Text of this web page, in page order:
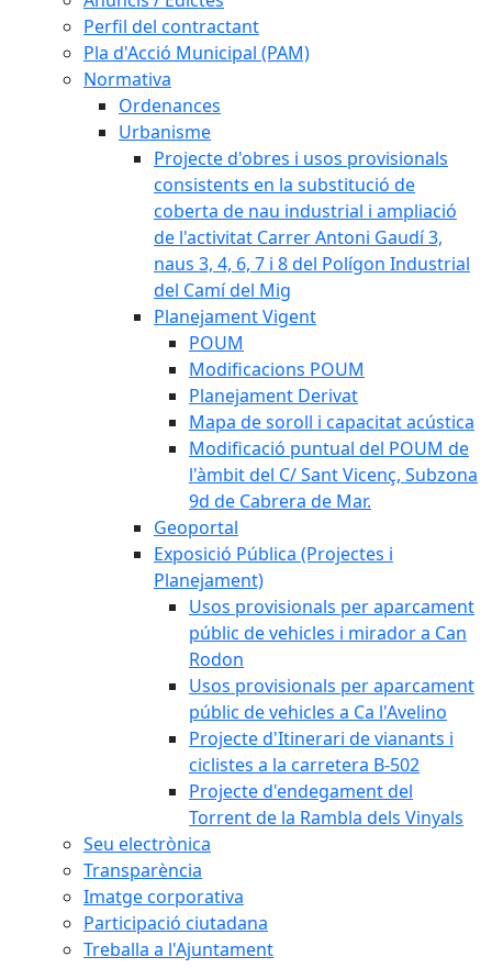
Perfil del contractant
Pla d'Acció Municipal (PAM)
Normativa
Ordenances
Urbanisme
Projecte d'obres i usos provisionals
consistents en la substitució de
coberta de nau industrial i ampliació
de l'activitat Carrer Antoni Gaudí 3,
naus 3, 4, 6, 7 i 8 del Polígon Industrial
del Camí del Mig
Planejament Vigent
POUM
Modificacions POUM
Planejament Derivat
Mapa de soroll i capacitat acústica
Modificació puntual del POUM de
l'àmbit del C/ Sant Vicenç, Subzona
9d de Cabrera de Mar.
Geoportal
Exposició Pública (Projectes i
Planejament)
Usos provisionals per aparcament
públic de vehicles i mirador a Can
Rodon
Usos provisionals per aparcament
públic de vehicles a Ca l'Avelino
Projecte d'Itinerari de vianants i
ciclistes a la carretera B-502
Projecte d'endegament del
Torrent de la Rambla dels Vinyals
Seu electrònica
Transparència
Imatge corporativa
Participació ciutadana
Treballa a l'Ajuntament